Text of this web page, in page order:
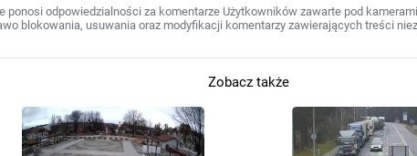
ponosi odpowiedzialności za komentarze Użytkowników zawarte pod
blokowania, usuwania oraz modyfikacji komentarzy zawierających treści
Zobacz także